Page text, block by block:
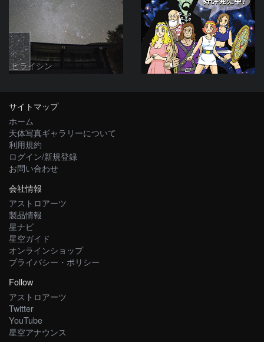
ヒライシン
サイトマップ
ホーム
天体写真ギャラリーについて
利用規約
ログイン/新規登録
お問い合わせ
会社情報
アストロアーツ
製品情報
星ナビ
星空ガイド
オンラインショップ
プライバシー・ポリシー
Follow
アストロアーツ
Twitter
YouTube
星空アナウンス